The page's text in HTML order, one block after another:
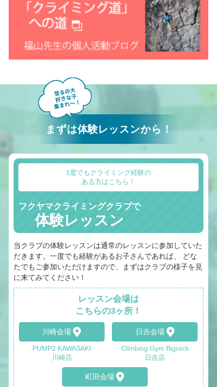
まずは体験レッスンから！
1度でもクライミング経験の
ある方はこちら！
フクヤマクライミングクラブで
体験レッスン
当クラブの体験レッスンは通常のレッスンに参加していた
だきます。一度でも経験があるお子さんであれば、 どな
たでもご参加いただけますので、まずはクラブの様子を見
に来てみてください！
レッスン会場は
こちらの3ヶ所！
川崎会場
PUMP2 KAWASAKI
川崎店
日吉会場
Climbing Gym Bigrock
日吉店
町田会場